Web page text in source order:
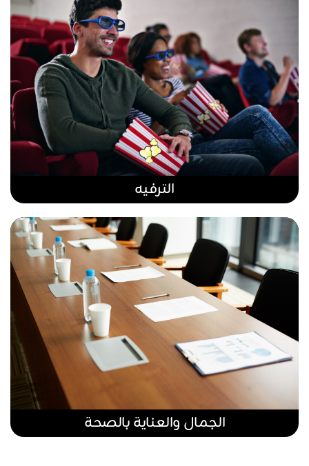
الترفيه
الجمال والعناية بالصحة